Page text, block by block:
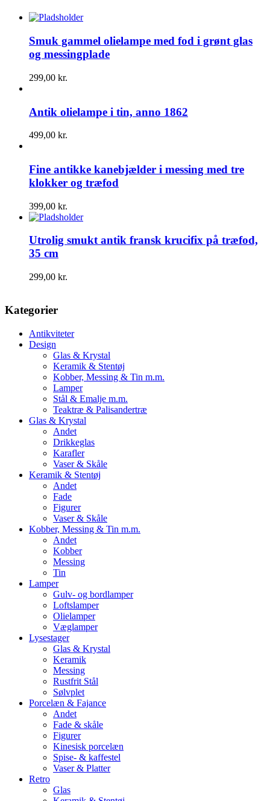
Smuk gammel olielampe med fod i grønt glas
og messingplade
299,00 kr.
Antik olielampe i tin, anno 1862
499,00 kr.
Fine antikke kanebjælder i messing med tre
klokker og træfod
399,00 kr.
Utrolig smukt antik fransk krucifix på træfod,
35 cm
299,00 kr.
Kategorier
Antikviteter
Design
Glas & Krystal
Keramik & Stentøj
Kobber, Messing & Tin m.m.
Lamper
Stål & Emalje m.m.
Teaktræ & Palisandertræ
Glas & Krystal
Andet
Drikkeglas
Karafler
Vaser & Skåle
Keramik & Stentøj
Andet
Fade
Figurer
Vaser & Skåle
Kobber, Messing & Tin m.m.
Andet
Kobber
Messing
Tin
Lamper
Gulv- og bordlamper
Loftslamper
Olielamper
Væglamper
Lysestager
Glas & Krystal
Keramik
Messing
Rustfrit Stål
Sølvplet
Porcelæn & Fajance
Andet
Fade & skåle
Figurer
Kinesisk porcelæn
Spise- & kaffestel
Vaser & Platter
Retro
Glas